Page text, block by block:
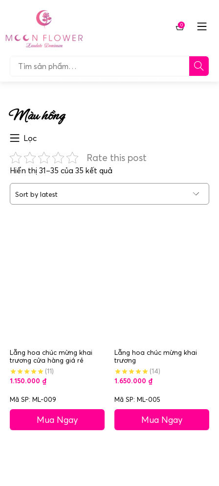
dung
Tìm…
0
Giỏ
Màu hồng
Lọc
Rate this post
Hiển thị 31–35 của 35 kết quả
by
Lẵng hoa chúc mừng khai
trương cửa hàng giá rẻ
(11)
1.150.000 ₫
Mã SP: ML-009
Mua Ngay
Lẵng hoa chúc mừng khai
trương
(14)
1.650.000 ₫
Mã SP: ML-005
Mua Ngay